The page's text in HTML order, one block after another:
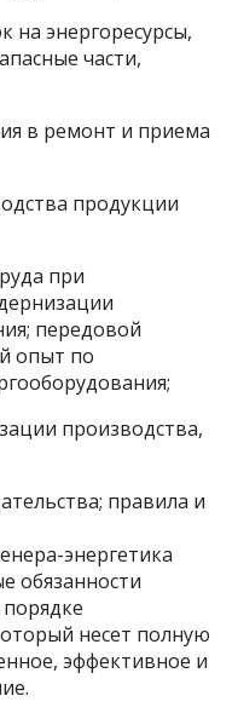
на энергоресурсы,
части,
в ремонт и приема
продукции
при
передовой
опыт по
производства,
правила и
энергетика
обязанности
несет полную
эффективное и